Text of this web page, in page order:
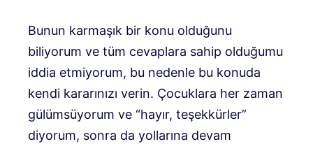
Bunun karmaşık bir konu olduğunu
biliyorum ve tüm cevaplara sahip olduğumu
iddia etmiyorum, bu nedenle bu konuda
kendi kararınızı verin. Çocuklara her zaman
gülümsüyorum ve “hayır, teşekkürler”
diyorum, sonra da yollarına devam